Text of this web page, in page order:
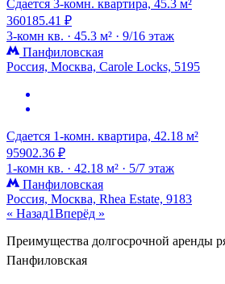
Сдается 3-комн. квартира, 45.3 м²
360185.41 ₽
3-комн кв. · 45.3 м² · 9/16 этаж
Панфиловская
Россия, Москва, Carole Locks, 5195
Сдается 1-комн. квартира, 42.18 м²
95902.36 ₽
1-комн кв. · 42.18 м² · 5/7 этаж
Панфиловская
Россия, Москва, Rhea Estate, 9183
« Назад1Вперёд »
Преимущества долгосрочной аренды
Панфиловская